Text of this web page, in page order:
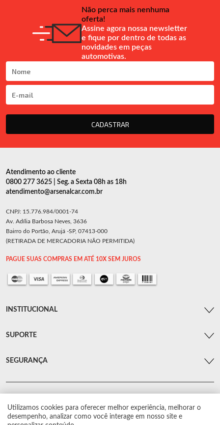
Não perca mais nenhuma
oferta!
Assine agora nossa newsletter
e fique por dentro de todas as
novidades em peças
automotivas.
CADASTRAR
Utilizamos cookies para oferecer melhor experiência, melhorar o
desempenho, analizar como você interage em nosso site e
Atendimento ao cliente
0800 277 3625 | Seg. a Sexta 08h as 18h
atendimento@arsenalcar.com.br
CNPJ: 15.776.984/0001-74
Av. Adília Barbosa Neves, 3636
Bairro do Portão, Arujá -SP, 07413-000
(RETIRADA DE MERCADORIA NÃO PERMITIDA)
PAGUE SUAS COMPRAS EM ATÉ 10X SEM JUROS
INSTITUCIONAL
SUPORTE
SEGURANÇA
© Arsenal Car. Todos os direitos reservados.
Proibida reprodução total ou parcial. Preços e estoque sujeito a alterações sem